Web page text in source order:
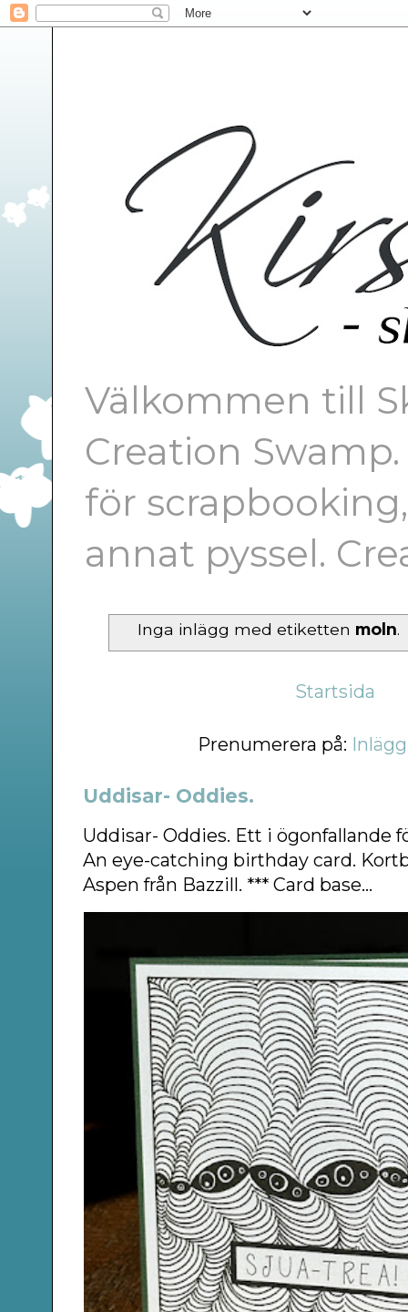
Välkommen till
Creation
för
annat pyssel.
Inga inlägg med etiketten moln.
Startsida
Prenumerera på:
Uddisar- Oddies.
Uddisar- Oddies. Ett i ögonfallande
An eye-catching birthday card.
Aspen från Bazzill. *** Card base...